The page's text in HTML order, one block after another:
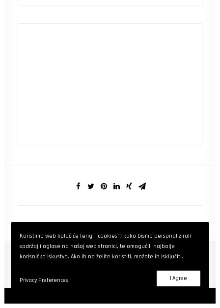
Koristimo web kolačiće (eng. "cookies") kako bismo personalizirali
sadržaj i oglase na našoj web stranici, te omogućili najbolje
korisničko iskustvo. Ako ih ne želite koristiti, možete ih isključiti.
Privacy Preferences I Agree